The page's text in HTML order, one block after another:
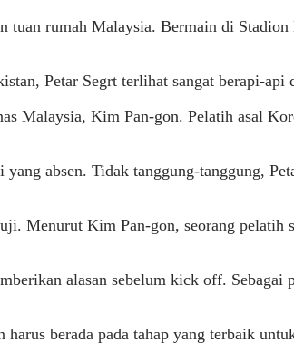
tuan rumah Malaysia. Bermain di
Petar Segrt terlihat sangat berapi-api
Malaysia, Kim Pan-gon. Pelatih asal
absen. Tidak tanggung-tanggung,
Menurut Kim Pan-gon, seorang pelatih
alasan sebelum kick off. Sebagai
berada pada tahap yang terbaik